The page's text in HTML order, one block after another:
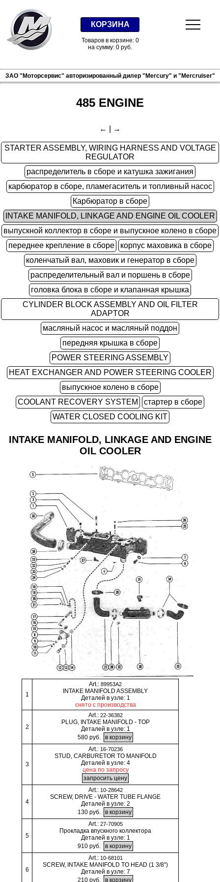
КОРЗИНА
Товаров в корзине: 0
на сумму: 0 руб.
ЗАО "Моторсервис" авторизированный дилер "Mercury" и "Mercruiser"
485 ENGINE
← →
STARTER ASSEMBLY, WIRING HARNESS AND VOLTAGE
REGULATOR
распределитель в сборе и катушка зажигания
карбюратор в сборе, пламегаситель и топливный насос
Карбюратор в сборе
INTAKE MANIFOLD, LINKAGE AND ENGINE OIL COOLER
выпускной коллектор в сборе и выпускное колено в сборе
переднее крепление в сборе
корпус маховика в сборе
коленчатый вал, маховик и генератор в сборе
распределительный вал и поршень в сборе
головка блока в сборе и клапанная крышка
CYLINDER BLOCK ASSEMBLY AND OIL FILTER
ADAPTOR
масляный насос и масляный поддон
передняя крышка в сборе
POWER STEERING ASSEMBLY
HEAT EXCHANGER AND POWER STEERING COOLER
выпускное колено в сборе
COOLANT RECOVERY SYSTEM
стартер в сборе
WATER CLOSED COOLING KIT
INTAKE MANIFOLD, LINKAGE AND ENGINE
OIL COOLER
1
Art.: 89953A2
INTAKE MANIFOLD ASSEMBLY
Деталей в узле: 1
снято с производства
2
Art.: 22-36382
PLUG, INTAKE MANIFOLD - TOP
Деталей в узле: 1
580 руб.
3
Art.: 16-70236
STUD, CARBURETOR TO MANIFOLD
Деталей в узле: 4
цена по запросу
4
Art.: 10-28642
SCREW, DRIVE - WATER TUBE FLANGE
Деталей в узле: 2
130 руб.
5
Art.: 27-70905
Прокладка впускного коллектора
Деталей в узле: 1
910 руб.
6
Art.: 10-68101
SCREW, INTAKE MANIFOLD TO HEAD (1 3/8")
Деталей в узле: 7
210 руб.